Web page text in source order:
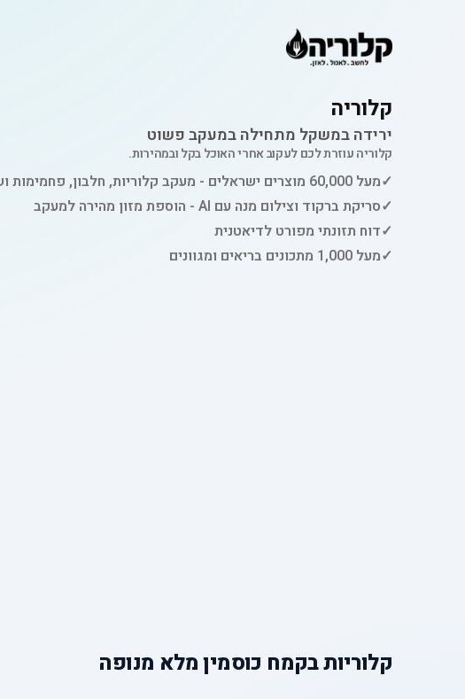
קלוריה
ירידה במשקל מתחילה במעקב פשוט
קלוריה עוזרת לכם לעקוב אחרי האוכל בקל ובמהירות.
✓מעל 60,000 מוצרים ישראלים - מעקב קלוריות, חלבון, פחמימות ושומן
✓סריקת ברקוד וצילום מנה עם AI - הוספת מזון מהירה למעקב
✓דוח תזונתי מפורט לדיאטנית
✓מעל 1,000 מתכונים בריאים ומגוונים
קלוריותבקמח כוסמין מלא מנופה